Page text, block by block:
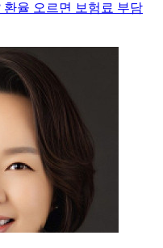
환율 오르면 보험료 부담